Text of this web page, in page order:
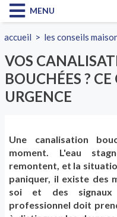
MENU
accueil > les conseils
VOS
BOUCHÉES ?
URGENCE
Une canalisation
moment. L'eau
remontent, et la
paniquer, il existe des
soi et des signaux
professionnel doit